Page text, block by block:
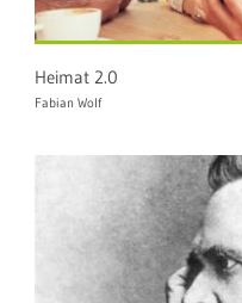
Heimat 2.0
Fabian Wolf